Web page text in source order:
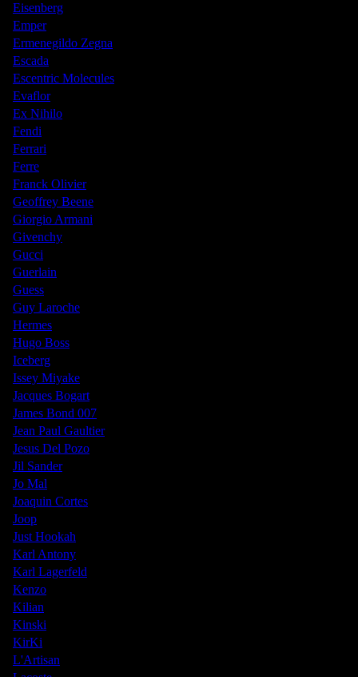
Eisenberg
Emper
Ermenegildo Zegna
Escada
Escentric Molecules
Evaflor
Ex Nihilo
Fendi
Ferrari
Ferre
Franck Olivier
Geoffrey Beene
Giorgio Armani
Givenchy
Gucci
Guerlain
Guess
Guy Laroche
Hermes
Hugo Boss
Iceberg
Issey Miyake
Jacques Bogart
James Bond 007
Jean Paul Gaultier
Jesus Del Pozo
Jil Sander
Jo Mal
Joaquin Cortes
Joop
Just Hookah
Karl Antony
Karl Lagerfeld
Kenzo
Kilian
Kinski
KirKi
L'Artisan